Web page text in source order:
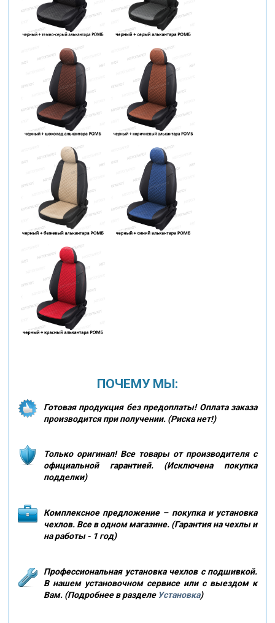
ПОЧЕМУ МЫ:
Готовая продукция без предоплаты! Оплата заказа
производится при получении. (Риска нет!)
Только оригинал! Все товары от производителя с
официальной гарантией. (Исключена покупка
подделки)
Комплексное предложение – покупка и установка
чехлов. Все в одном магазине. (Гарантия на чехлы и
на работы - 1 год)
Профессиональная установка чехлов с подшивкой.
В нашем установочном сервисе или с выездом к
Вам. (Подробнее в разделе Установка)